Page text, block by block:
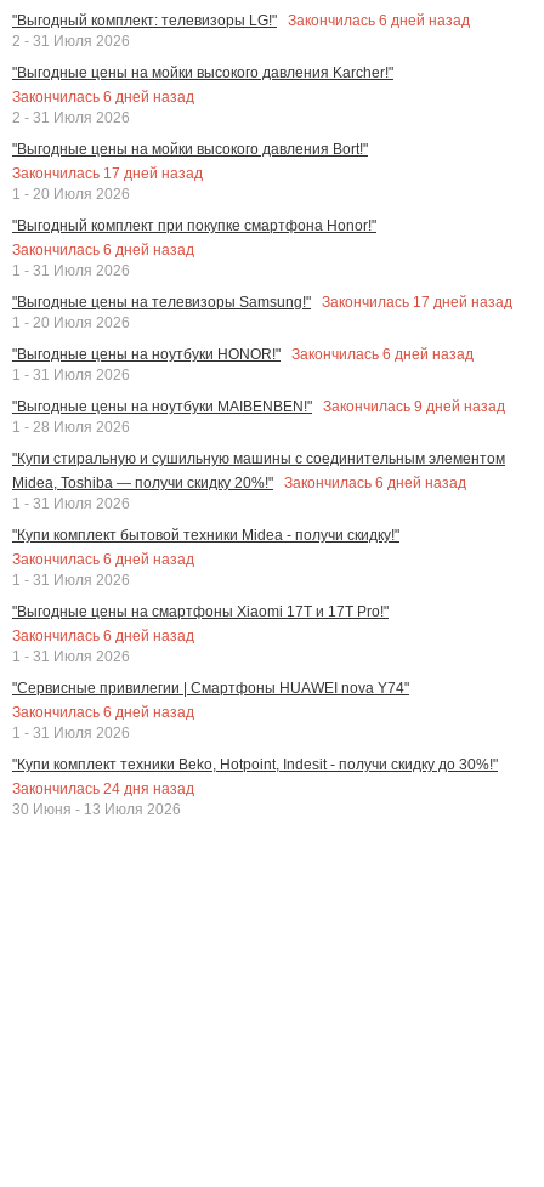
"Выгодный комплект: телевизоры LG!"
Закончилась 6 дней назад
2 - 31 Июля 2026
"Выгодные цены на мойки высокого давления Karcher!"
Закончилась 6 дней назад
2 - 31 Июля 2026
"Выгодные цены на мойки высокого давления Bort!"
Закончилась 17 дней назад
1 - 20 Июля 2026
"Выгодный комплект при покупке смартфона Honor!"
Закончилась 6 дней назад
1 - 31 Июля 2026
"Выгодные цены на телевизоры Samsung!"
Закончилась 17 дней назад
1 - 20 Июля 2026
"Выгодные цены на ноутбуки HONOR!"
Закончилась 6 дней назад
1 - 31 Июля 2026
"Выгодные цены на ноутбуки MAIBENBEN!"
Закончилась 9 дней назад
1 - 28 Июля 2026
"Купи стиральную и сушильную машины с соединительным элементом
Midea, Toshiba — получи скидку 20%!"
Закончилась 6 дней назад
1 - 31 Июля 2026
"Купи комплект бытовой техники Midea - получи скидку!"
Закончилась 6 дней назад
1 - 31 Июля 2026
"Выгодные цены на смартфоны Xiaomi 17T и 17T Pro!"
Закончилась 6 дней назад
1 - 31 Июля 2026
"Сервисные привилегии | Смартфоны HUAWEI nova Y74"
Закончилась 6 дней назад
1 - 31 Июля 2026
"Купи комплект техники Beko, Hotpoint, Indesit - получи скидку до 30%!"
Закончилась 24 дня назад
30 Июня - 13 Июля 2026